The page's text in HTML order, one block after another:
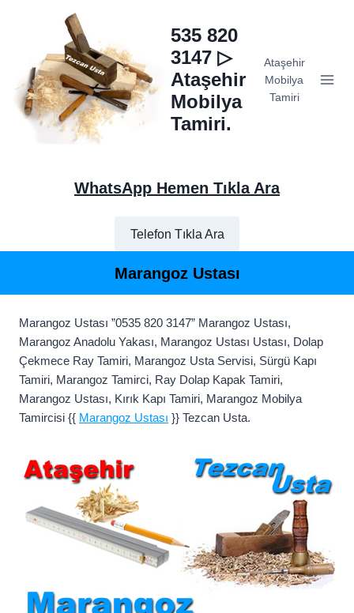
535 820
3147 ▷
Ataşehir
Mobilya
Tamiri.
Ataşehir
Mobilya
Tamiri
WhatsApp Hemen Tıkla Ara
Telefon Tıkla Ara
Marangoz Ustası
Marangoz Ustası ”0535 820 3147” Marangoz Ustası,
Marangoz Anadolu Yakası, Marangoz Ustası Ustası, Dolap
Çekmece Ray Tamiri, Marangoz Usta Servisi, Sürgü Kapı
Tamiri, Marangoz Tamirci, Ray Dolap Kapak Tamiri,
Marangoz Ustası, Kırık Kapı Tamiri, Marangoz Mobilya
Tamircisi {{ Marangoz Ustası }} Tezcan Usta.